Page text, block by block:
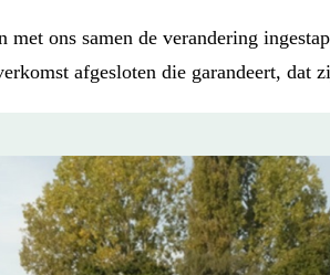
met ons samen de verandering
afgesloten die garandeert, dat